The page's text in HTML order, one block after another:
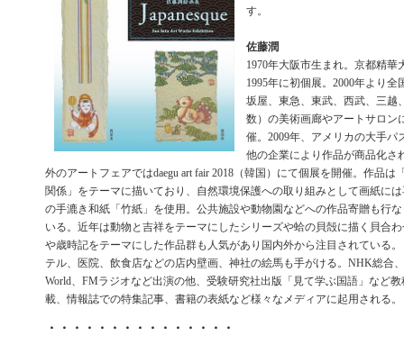
す。
佐藤潤
1970年大阪市生まれ。京都精華
1995年に初個展。2000年より全
坂屋、東急、東武、西武、三越
数）の美術画廊やアートサロン
催。2009年、アメリカの大手パ
他の企業により作品が商品化さ
外のアートフェアではdaegu art fair 2018（韓国）にて個展を開催。作品は
関係」をテーマに描いており、自然環境保護への取り組みとして画紙に
の手漉き和紙「竹紙」を使用。公共施設や動物園などへの作品寄贈も行
いる。近年は動物と吉祥をテーマにしたシリーズや蛤の貝殻に描く貝合
や歳時記をテーマにした作品群も人気があり国内外から注目されている
テル、医院、飲食店などの店内壁画、神社の絵馬も手がける。NHK総合
World、FMラジオなど出演の他、受験研究社出版「見て学ぶ国語」など
載、情報誌での特集記事、書籍の表紙など様々なメディアに起用される。
・・・・・・・・・・・・・・・